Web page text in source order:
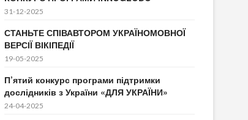
n
31-12-2025
СТАНЬТЕ СПІВАВТОРОМ УКРАЇНОМОВНОЇ
ВЕРСІЇ ВІКІПЕДІЇ
19-05-2025
П’ятий конкурс програми підтримки
дослідників з України «ДЛЯ УКРАЇНИ»
24-04-2025